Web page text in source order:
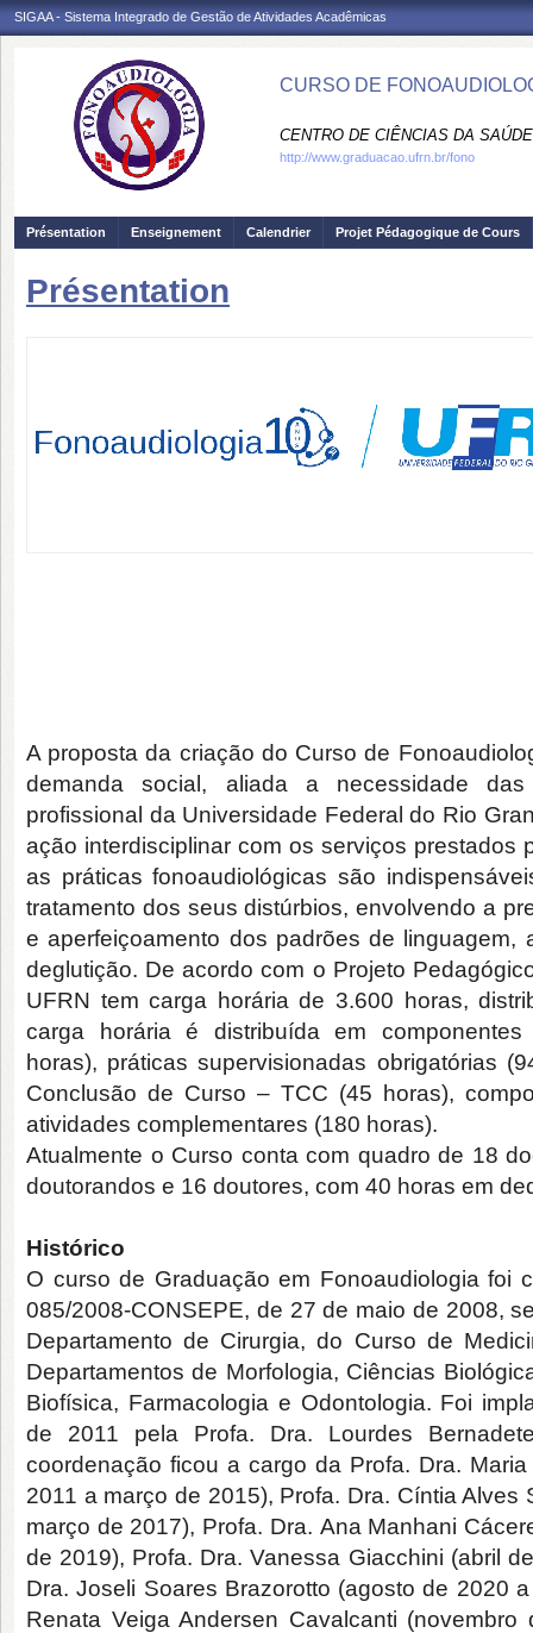
SIGAA - Sistema Integrado de Gestão de Atividades Acadêmicas
CURSO DE
CENTRO DE CIÊNCIAS DA
http://www.graduacao.ufrn.br/fono
Présentation Enseignement Calendrier Projet Pédagogique de Cours
Présentation
A proposta da criação do Curso de
demanda social, aliada a necessidade
profissional da Universidade Federal do Rio
ação interdisciplinar com os serviços prestados
as práticas fonoaudiológicas são
tratamento dos seus distúrbios, envolvendo a
e aperfeiçoamento dos padrões de linguagem,
deglutição. De acordo com o Projeto
UFRN tem carga horária de 3.600 horas,
carga horária é distribuída em componentes
horas), práticas supervisionadas obrigatórias
Conclusão de Curso – TCC (45 horas),
atividades complementares (180 horas).
Atualmente o Curso conta com quadro de 18
doutorandos e 16 doutores, com 40 horas em
Histórico
O curso de Graduação em Fonoaudiologia foi
085/2008-CONSEPE, de 27 de maio de 2008,
Departamento de Cirurgia, do Curso de
Departamentos de Morfologia, Ciências
Biofísica, Farmacologia e Odontologia. Foi
de 2011 pela Profa. Dra. Lourdes
coordenação ficou a cargo da Profa. Dra.
2011 a março de 2015), Profa. Dra. Cíntia
março de 2017), Profa. Dra. Ana Manhani
de 2019), Profa. Dra. Vanessa Giacchini (abril
Dra. Joseli Soares Brazorotto (agosto de 2020
Renata Veiga Andersen Cavalcanti